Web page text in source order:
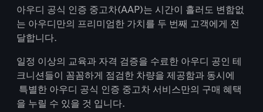
아우디 공식 인증 중고차(AAP)는 시간이 흘러도 변함없
는 아우디만의 프리미엄한 가치를 두 번째 고객에게 전
달합니다.
일정 이상의 교육과 자격 검증을 수료한 아우디 공인 테
크니션들이 꼼꼼하게 점검한 차량을 제공함과 동시에
특별한 아우디 공식 인증 중고차 서비스만의 구매 혜택
을 누릴 수 있을 것 입니다.